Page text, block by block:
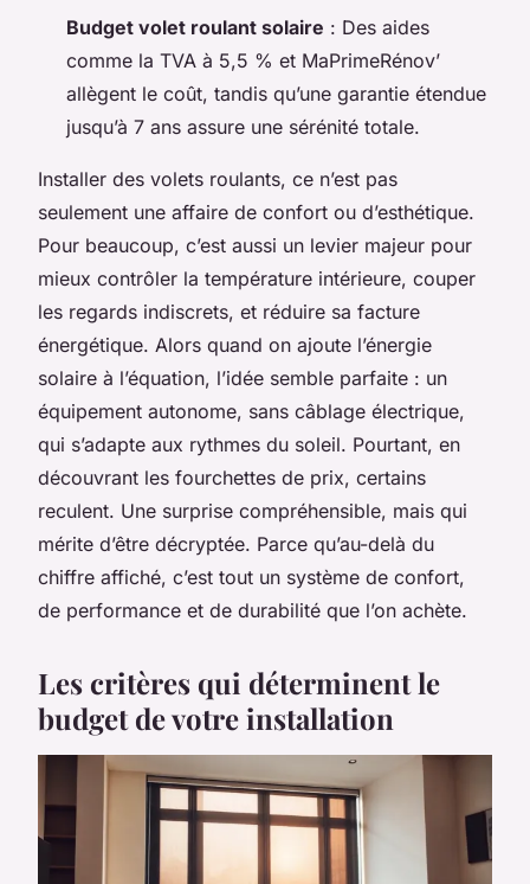
Budget volet roulant solaire : Des aides
comme la TVA à 5,5 % et MaPrimeRénov’
allègent le coût, tandis qu’une garantie étendue
jusqu’à 7 ans assure une sérénité totale.
Installer des volets roulants, ce n’est pas
seulement une affaire de confort ou d’esthétique.
Pour beaucoup, c’est aussi un levier majeur pour
mieux contrôler la température intérieure, couper
les regards indiscrets, et réduire sa facture
énergétique. Alors quand on ajoute l’énergie
solaire à l’équation, l’idée semble parfaite : un
équipement autonome, sans câblage électrique,
qui s’adapte aux rythmes du soleil. Pourtant, en
découvrant les fourchettes de prix, certains
reculent. Une surprise compréhensible, mais qui
mérite d’être décryptée. Parce qu’au-delà du
chiffre affiché, c’est tout un système de confort,
de performance et de durabilité que l’on achète.
Les critères qui déterminent le
budget de votre installation